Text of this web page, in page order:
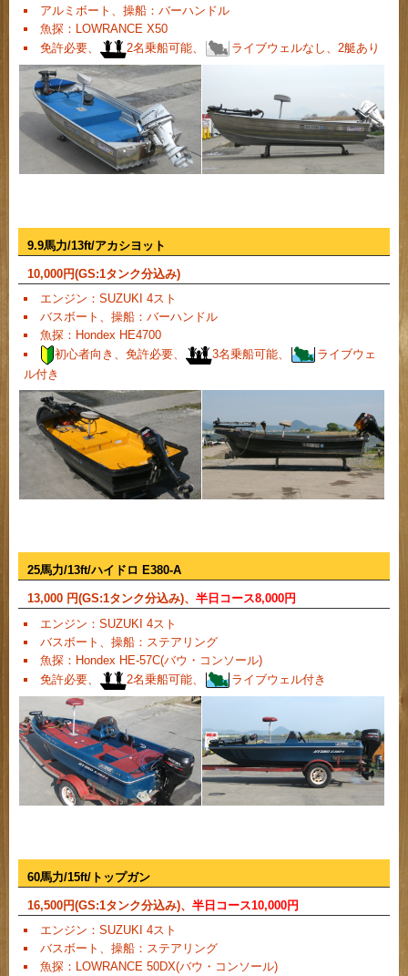
アルミボート、操船：バーハンドル
魚探：LOWRANCE X50
免許必要、
2名乗船可能、 ライブウェルなし、2艇あり
9.9馬力/13ft/アカシヨット
10,000円(GS:1タンク分込み)
エンジン：SUZUKI 4スト
バスボート、操船：バーハンドル
魚探：Hondex HE4700
初心者向き、免許必要、
3名乗船可能、
ライブウェ
ル付き
25馬力/13ft/ハイドロ E380-A
13,000 円(GS:1タンク分込み)、 半日コース8,000円
エンジン：SUZUKI 4スト
バスボート、操船：ステアリング
魚探：Hondex HE-57C(バウ・コンソール)
免許必要、
2名乗船可能、 ライブウェル付き
60馬力/15ft/トップガン
16,500円(GS:1タンク分込み)、 半日コース10,000円
エンジン：SUZUKI 4スト
バスボート、操船：ステアリング
魚探：LOWRANCE 50DX(バウ・コンソール)